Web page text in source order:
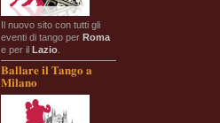
Il nuovo sito con tutti gli
eventi di tango per Roma
e per il Lazio
Ballare il Tango a
Milano